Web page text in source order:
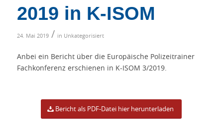
2019 in K-ISOM
24. Mai 2019 / in Unkategorisiert
Anbei ein Bericht über die Europäische Polizeitrainer
Fachkonferenz erschienen in K-ISOM 3/2019.
Bericht als PDF-Datei hier herunterladen